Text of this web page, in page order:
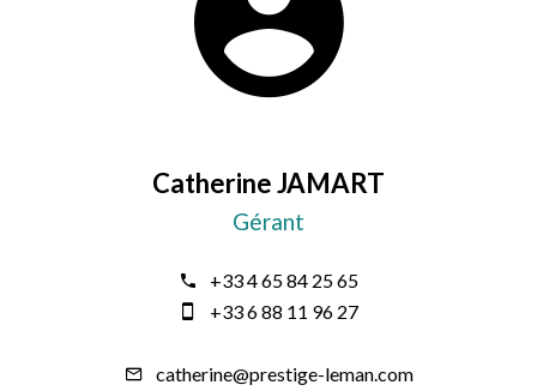
Catherine JAMART
Gérant
+33 4 65 84 25 65
+33 6 88 11 96 27
catherine@prestige-leman.com